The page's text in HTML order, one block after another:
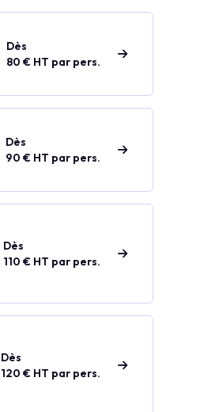
Dès
80 € HT par pers.
Dès
90 € HT par pers.
Dès
110 € HT par pers.
Dès
120 € HT par pers.